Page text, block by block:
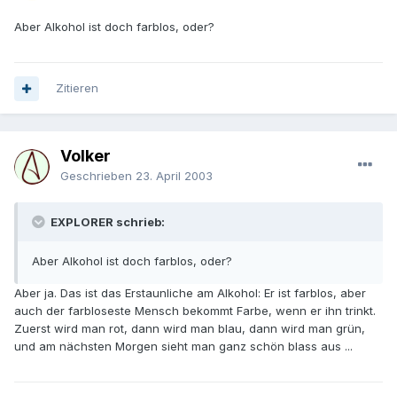
Aber Alkohol ist doch farblos, oder?
Zitieren
Volker
Geschrieben 23. April 2003
EXPLORER schrieb:
Aber Alkohol ist doch farblos, oder?
Aber ja. Das ist das Erstaunliche am Alkohol: Er ist farblos, aber
auch der farbloseste Mensch bekommt Farbe, wenn er ihn trinkt.
Zuerst wird man rot, dann wird man blau, dann wird man grün,
und am nächsten Morgen sieht man ganz schön blass aus ...